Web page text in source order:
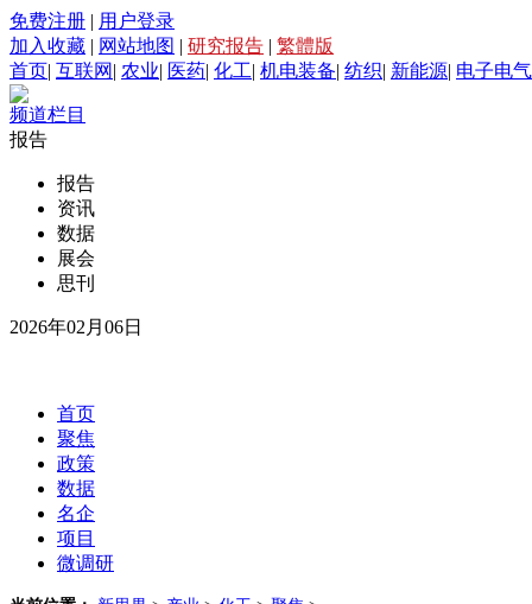
免费注册 | 用户登录
加入收藏 | 网站地图 | 研究报告 | 繁體版
首页| 互联网 | 农业| 医药| 化工| 机电装备| 纺织| 新能源| 电子电气
频道栏目
报告
报告
资讯
数据
展会
思刊
2026年02月06日
首页
聚焦
政策
数据
名企
项目
微调研